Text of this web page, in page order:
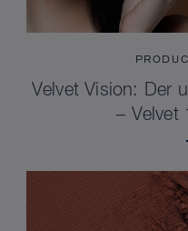
Velvet Vision: Der
– Velvet